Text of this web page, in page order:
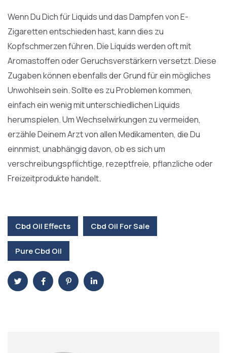
Wenn Du Dich für Liquids und das Dampfen von E-
Zigaretten entschieden hast, kann dies zu
Kopfschmerzen führen. Die Liquids werden oft mit
Aromastoffen oder Geruchsverstärkern versetzt. Diese
Zugaben können ebenfalls der Grund für ein mögliches
Unwohlsein sein. Sollte es zu Problemen kommen,
einfach ein wenig mit unterschiedlichen Liquids
herumspielen. Um Wechselwirkungen zu vermeiden,
erzähle Deinem Arzt von allen Medikamenten, die Du
einnmist, unabhängig davon, ob es sich um
verschreibungspflichtige, rezeptfreie, pflanzliche oder
Freizeitprodukte handelt.
Cbd Oil Effects Cbd Oil For Sale
Pure Cbd Oil